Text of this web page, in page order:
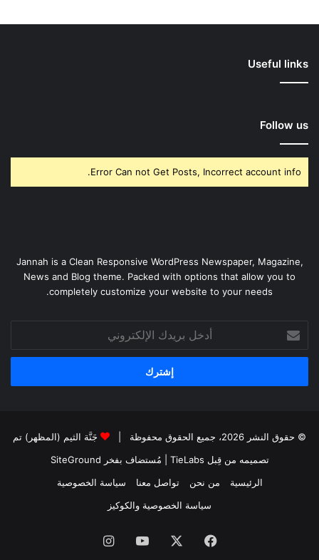
Useful links
Follow us
Error Can not Get Posts, Incorrect account info.
Jannah is a Clean Responsive WordPress Newspaper, Magazine,
News and Blog theme. Packed with options that allow you to
completely customize your website to your needs.
بريدك
الإلكتروني
© حقوق النشر 2026، جميع الحقوق محفوظة |
جَنَّة الثيم (المظهر) تم
تصميمه من قِبل TieLabs
| مُستضاف بفخر SiteGround
الرئيسية
من نحن تواصل معنا
سياسة الخصوصية
سياسة الخصوصية والكوكيز
فيسبوك ‫YouTubeانستقرام